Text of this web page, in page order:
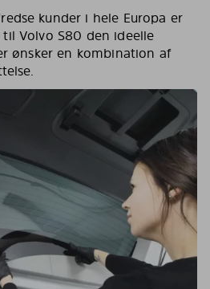
kunder i hele Europa er
Volvo S80 den ideelle
ønsker en kombination af